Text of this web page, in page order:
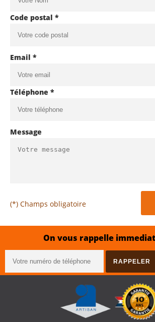
Code postal *
Email *
Téléphone *
Message
(*) Champs obligatoire
On vous rappelle